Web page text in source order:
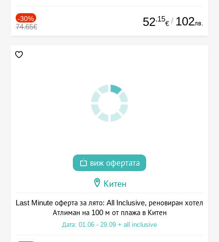
-30%
74.65€ 52.15
€ / 102лв.
виж офертата
Китен
Last Minute оферта за лято: All Inclusive, реновиран хотел
Атлиман на 100 м от плажа в Китен
Дата: 01.06 - 29.09 + all inclusive